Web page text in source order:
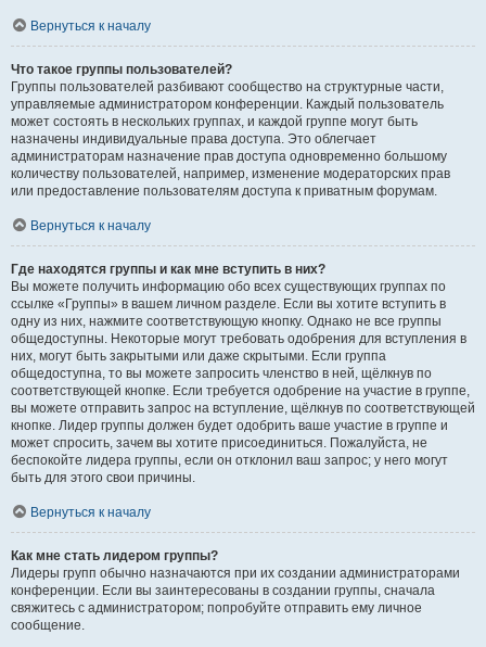
Вернуться к началу
Что такое группы пользователей?
Группы пользователей разбивают сообщество на структурные части,
управляемые администратором конференции. Каждый пользователь
может состоять в нескольких группах, и каждой группе могут быть
назначены индивидуальные права доступа. Это облегчает
администраторам назначение прав доступа одновременно большому
количеству пользователей, например, изменение модераторских прав
или предоставление пользователям доступа к приватным форумам.
Вернуться к началу
Где находятся группы и как мне вступить в них?
Вы можете получить информацию обо всех существующих группах по
ссылке «Группы» в вашем личном разделе. Если вы хотите вступить в
одну из них, нажмите соответствующую кнопку. Однако не все группы
общедоступны. Некоторые могут требовать одобрения для вступления в
них, могут быть закрытыми или даже скрытыми. Если группа
общедоступна, то вы можете запросить членство в ней, щёлкнув по
соответствующей кнопке. Если требуется одобрение на участие в группе,
вы можете отправить запрос на вступление, щёлкнув по соответствующей
кнопке. Лидер группы должен будет одобрить ваше участие в группе и
может спросить, зачем вы хотите присоединиться. Пожалуйста, не
беспокойте лидера группы, если он отклонил ваш запрос; у него могут
быть для этого свои причины.
Вернуться к началу
Как мне стать лидером группы?
Лидеры групп обычно назначаются при их создании администраторами
конференции. Если вы заинтересованы в создании группы, сначала
свяжитесь с администратором; попробуйте отправить ему личное
сообщение.